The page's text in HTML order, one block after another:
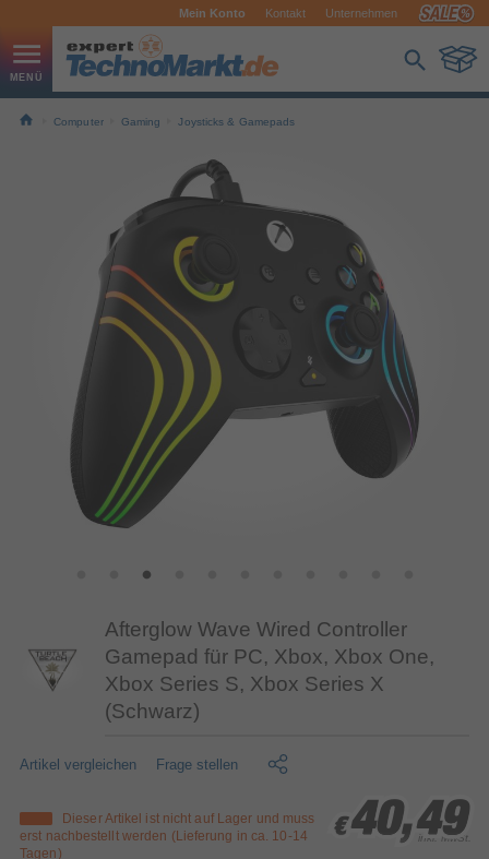
Mein Konto Kontakt Unternehmen
Computer Gaming Joysticks & Gamepads
Afterglow Wave Wired Controller
Gamepad für PC, Xbox, Xbox One,
Xbox Series S, Xbox Series X
(Schwarz)
Artikel vergleichen Frage stellen
Dieser Artikel ist nicht auf Lager und muss
erst nachbestellt werden (Lieferung in ca. 10-14
Tagen)
€ 40,49
€ 40,49
€ 40,49
inkl. MwSt.